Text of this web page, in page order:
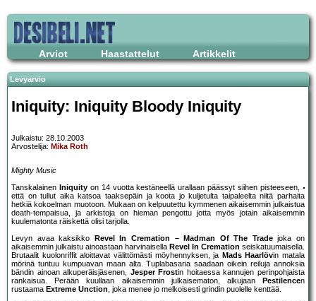
Arviot Haastattelut Artikkelit
Levyarvio
Iniquity: Iniquity Bloody Iniquity
Julkaistu: 28.10.2003
Arvostelija: Mika Roth
Mighty Music
Tanskalainen Iniquityon 14 vuotta kestäneellä urallaan päässyt siihen pisteeseen,
että on tullut aika katsoa taaksepäin ja koota jo kuljetulta taipaleelta niitä parhaita
hetkiä kokoelman muotoon. Mukaan on kelpuutettu kymmenen aikaisemmin julkaistua
death-tempaisua, ja arkistoja on hieman pengottu jotta myös jotain aikaisemmin
kuulematonta räiskettä olisi tarjolla.
Levyn avaa kaksikko
Revel In Cremation – Madman Of The Tradejoka on
aikaisemmin julkaistu ainoastaan harvinaisella Revel In Cremation seiskatuumaisella.
Brutaalit kuolonriffit aloittavat välittömästi möyhennyksen, ja Mads Haarlövin matala
mörinä tuntuu kumpuavan maan alta. Tuplabasaria saadaan oikein reiluja annoksia
bändin ainoan alkuperäisjäsenen, Jesper Frostin hoitaessa kannujen perinpohjaista
rankaisua. Perään kuullaan aikaisemmin julkaisematon, alkujaan
Pestilencen
rustaama Extreme Unction, joka menee jo melkoisesti grindin puolelle kenttää.